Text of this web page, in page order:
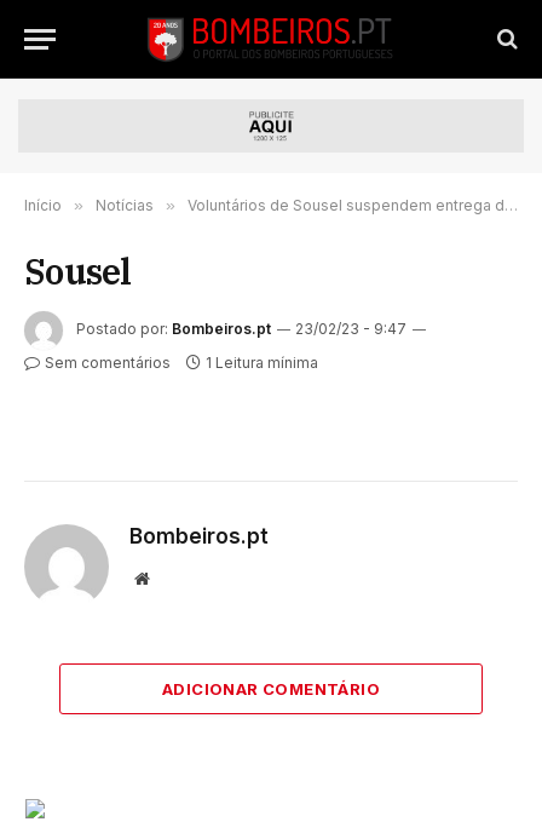
Início » Notícias » Voluntários de Sousel suspendem entrega de capacetes
Sousel
Postado por: Bombeiros.pt
23/02/23 - 9:47
Sem comentários
1 Leitura mínima
Bombeiros.pt
Website
ADICIONAR COMENTÁRIO